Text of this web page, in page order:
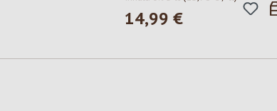
Regulärer Preis:
14,99 €